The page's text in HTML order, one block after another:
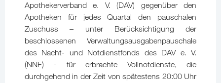
Apothekerverband e. V. (DAV) gegenüber den
Apotheken für jedes Quartal den pauschalen
Zuschuss – unter Berücksichtigung der
beschlossenen Verwaltungsausgabenpauschale
des Nacht- und Notdienstfonds des DAV e. V.
(NNF) - für erbrachte Vollnotdienste, die
durchgehend in der Zeit von spätestens 20:00 Uhr